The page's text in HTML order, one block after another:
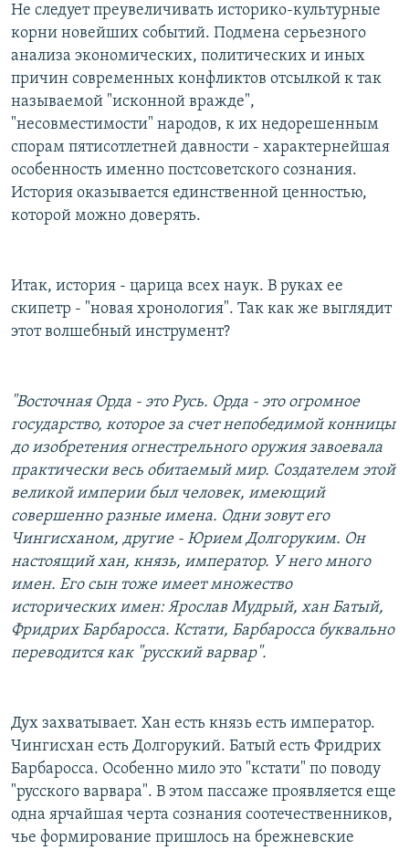
Не следует преувеличивать историко-культурные
корни новейших событий. Подмена серьезного
анализа экономических, политических и иных
причин современных конфликтов отсылкой к так
называемой "исконной вражде",
"несовместимости" народов, к их недорешенным
спорам пятисотлетней давности - характернейшая
особенность именно постсоветского сознания.
История оказывается единственной ценностью,
которой можно доверять.
Итак, история - царица всех наук. В руках ее
скипетр - "новая хронология". Так как же выглядит
этот волшебный инструмент?
"Восточная Орда - это Русь. Орда - это огромное
государство, которое за счет непобедимой конницы
до изобретения огнестрельного оружия завоевала
практически весь обитаемый мир. Создателем этой
великой империи был человек, имеющий
совершенно разные имена. Одни зовут его
Чингисханом, другие - Юрием Долгоруким. Он
настоящий хан, князь, император. У него много
имен. Его сын тоже имеет множество
исторических имен: Ярослав Мудрый, хан Батый,
Фридрих Барбаросса. Кстати, Барбаросса буквально
переводится как "русский варвар".
Дух захватывает. Хан есть князь есть император.
Чингисхан есть Долгорукий. Батый есть Фридрих
Барбаросса. Особенно мило это "кстати" по поводу
"русского варвара". В этом пассаже проявляется еще
одна ярчайшая черта сознания соотечественников,
чье формирование пришлось на брежневские